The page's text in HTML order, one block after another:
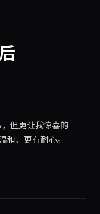
但更让我惊喜的
、更有耐心。